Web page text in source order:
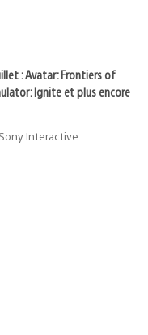
: Avatar: Frontiers of
Ignite et plus encore
Interactive